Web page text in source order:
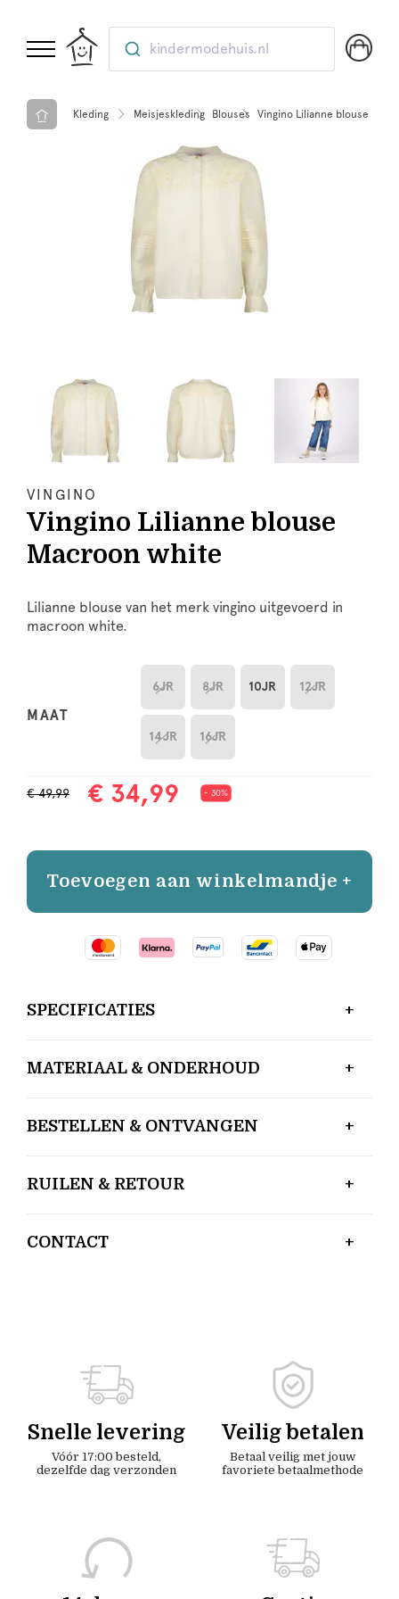
kindermodehuis.nl
Kleding Meisjeskleding Blouses Vingino Lilianne blouse
VINGINO
Vingino Lilianne blouse
Macroon white
Lilianne blouse van het merk vingino uitgevoerd in
macroon white.
MAAT
6JR 8JR 10JR 12JR
14JR 16JR
€ 49,99 € 34,99 - 30%
Toevoegen aan winkelmandje +
SPECIFICATIES
MATERIAAL & ONDERHOUD
BESTELLEN & ONTVANGEN
RUILEN & RETOUR
CONTACT
Snelle levering
Vóór 17:00 besteld,
dezelfde dag verzonden
Veilig betalen
Betaal veilig met jouw
favoriete betaalmethode